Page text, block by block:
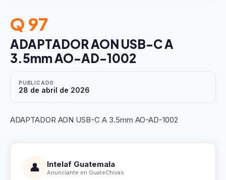
Q 97
ADAPTADOR AON USB-C A
3.5mm AO-AD-1002
PUBLICADO
28 de abril de 2026
ADAPTADOR AON USB-C A 3.5mm AO-AD-1002
👤 Intelaf Guatemala
Anunciante en GuateChivas